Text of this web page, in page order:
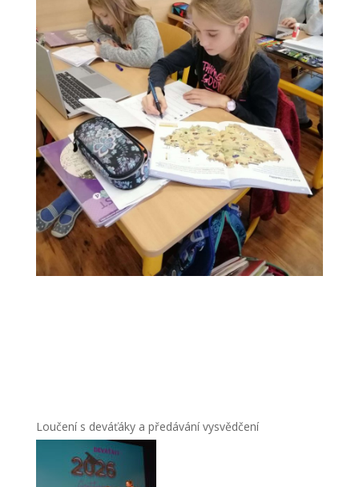
Loučení s deváťáky a předávání vysvědčení